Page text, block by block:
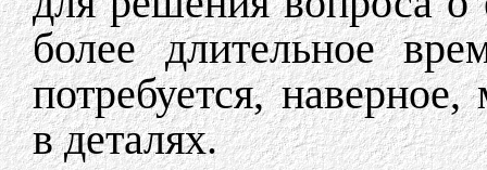
более длительное
потребуется,
в деталях.